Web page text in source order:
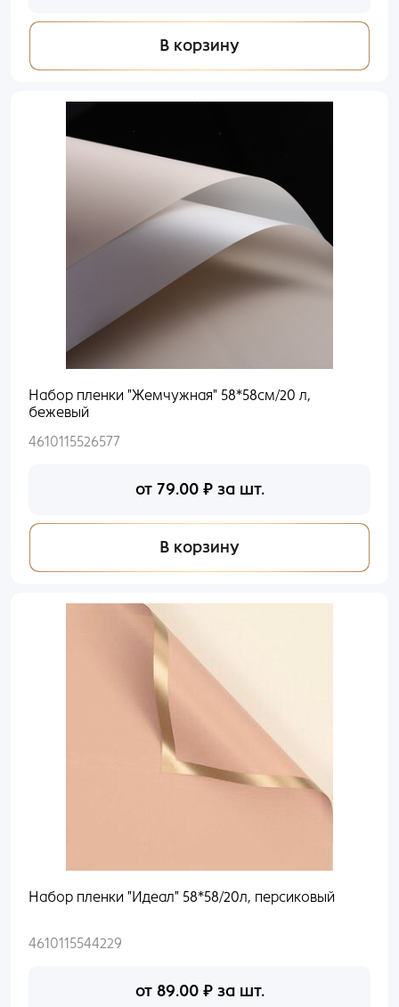
В корзину
Набор пленки "Жемчужная" 58*58см/20 л,
бежевый
4610115526577
от 79.00 ₽за шт.
В корзину
Набор пленки "Идеал" 58*58/20л, персиковый
4610115544229
от 89.00 ₽за шт.